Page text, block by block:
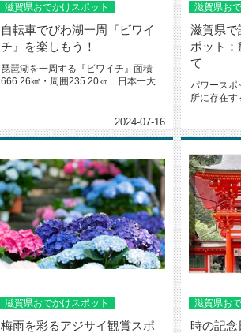
滋賀県おでかけスポット
自転車でびわ湖一周『ビワイ
チ』を楽しもう！
琵琶湖を一周する『ビワイチ』面積
666.26㎢・周囲235.20㎞ 日本一大き
2024-07-16
滋賀県お
滋賀県で
ポット
て
パワースポ
所に存在す
滋賀県おでかけスポット
梅雨を彩るアジサイ観賞スポ
滋賀県お
時の記念